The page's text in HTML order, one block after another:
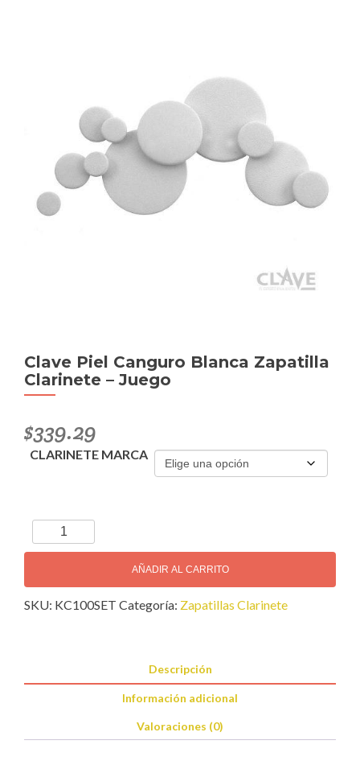
Clave Piel Canguro Blanca Zapatilla
Clarinete – Juego
$339.29
CLARINETE MARCA
Clave
Piel
Blanca
Zapatilla
cantidad
AÑADIR AL CARRITO
SKU: KC100SET Categoría: Zapatillas Clarinete
Descripción
Información adicional
Valoraciones (0)